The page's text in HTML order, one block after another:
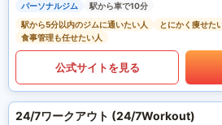
パーソナルジム
駅から車で10分
駅から5分以内のジムに通いたい人
とにかく痩せた
食事管理も任せたい人
公式サイトを見る
24/7ワークアウト (24/7Workout)